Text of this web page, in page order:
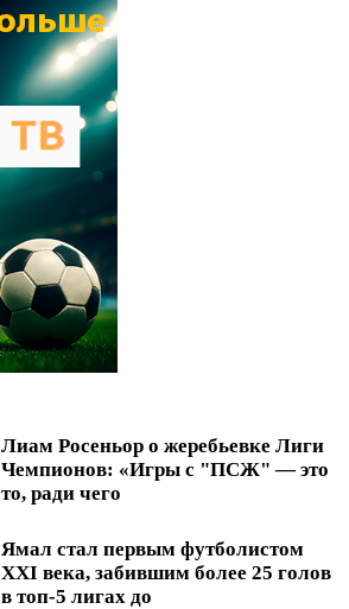
Лиам Росеньор о жеребьевке Лиги
Чемпионов: «Игры с "ПСЖ" — это
то, ради чего
Ямал стал первым футболистом
XXI века, забившим более 25 голов
в топ-5 лигах до